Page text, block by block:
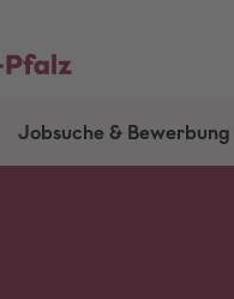
Jobsuche & Bewerbung